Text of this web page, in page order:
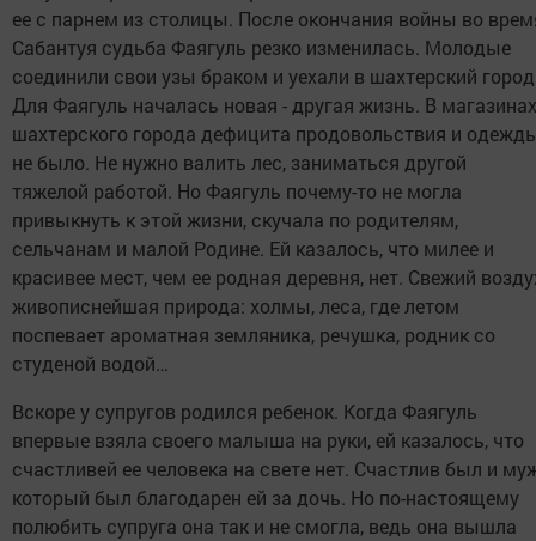
ее с парнем из столицы. После окончания войны во
Сабантуя судьба Фаягуль резко изменилась. Молодые
соединили свои узы браком и уехали в шахтерский
Для Фаягуль началась новая - другая жизнь. В магазинах
шахтерского города дефицита продовольствия и
не было. Не нужно валить лес, заниматься другой
тяжелой работой. Но Фаягуль почему-то не могла
привыкнуть к этой жизни, скучала по родителям,
сельчанам и малой Родине. Ей казалось, что милее и
красивее мест, чем ее родная деревня, нет. Свежий
живописнейшая природа: холмы, леса, где летом
поспевает ароматная земляника, речушка, родник со
студеной водой…
Вскоре у супругов родился ребенок. Когда Фаягуль
впервые взяла своего малыша на руки, ей казалось, что
счастливей ее человека на свете нет. Счастлив был и
который был благодарен ей за дочь. Но по-настоящему
полюбить супруга она так и не смогла, ведь она вышла